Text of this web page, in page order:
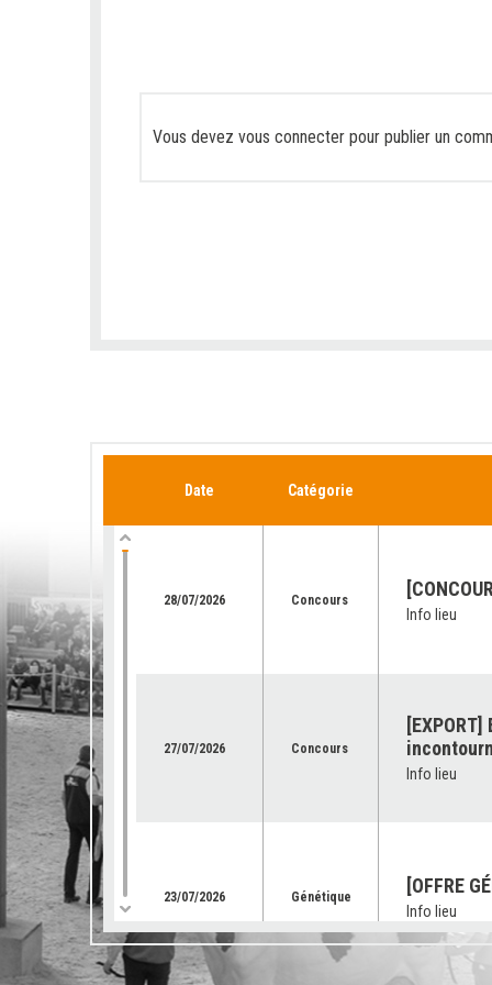
Vous devez vous connecter pour publier un
Date Catégorie
28/07/2026 Concours
Info lieu
27/07/2026 Concours
Info lieu
23/07/2026 Génétique [OFFRE
Info lieu